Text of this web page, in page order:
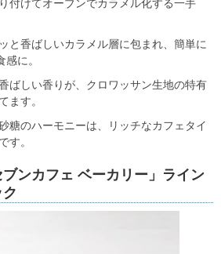
付けてオーブンでカラメル化する一手
と香ばしいカラメル層に包まれ、簡単に
に。
ばしい香りが、クロワッサン生地の特有
ます。
糖のハーモニーは、リッチなカフェタイ
す。
ンカフェ ベーカリー」ライン